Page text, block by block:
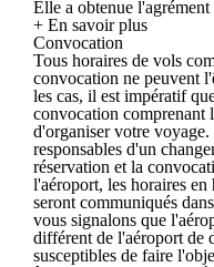
Elle a obtenue
+ En savoir plus
Convocation
Tous horaires de vols
convocation ne peuvent
les cas, il est impératif
convocation comprenant
d'organiser votre
responsables d'un
réservation et la
l'aéroport, les horaires
seront communiqués
vous signalons que
différent de l'aéroport de
susceptibles de faire